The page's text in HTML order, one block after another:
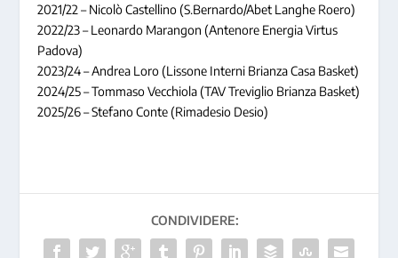
2021/22 – Nicolò Castellino (S.Bernardo/Abet Langhe Roero)
2022/23 – Leonardo Marangon (Antenore Energia Virtus
Padova)
2023/24 – Andrea Loro (Lissone Interni Brianza Casa Basket)
2024/25 – Tommaso Vecchiola (TAV Treviglio Brianza Basket)
2025/26 – Stefano Conte (Rimadesio Desio)
CONDIVIDERE: